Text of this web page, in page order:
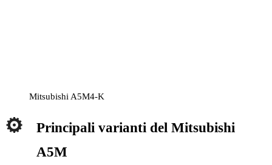
Mitsubishi A5M4-K
Principali varianti del Mitsubishi
A5M